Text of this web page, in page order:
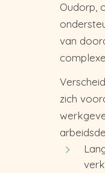
Oudorp,
van
zich